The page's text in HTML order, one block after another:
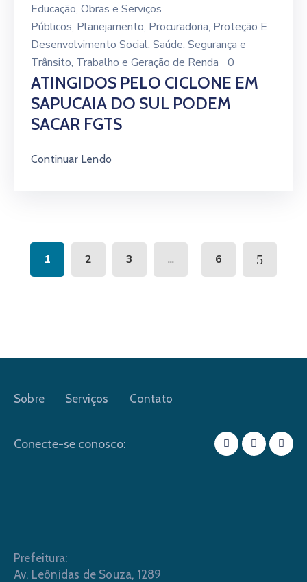
Educação‚ Obras e Serviços
Públicos‚ Planejamento‚ Procuradoria‚ Proteção E
Desenvolvimento Social‚ Saúde‚ Segurança e
Trânsito‚ Trabalho e Geração de Renda 0
ATINGIDOS PELO CICLONE EM
SAPUCAIA DO SUL PODEM
SACAR FGTS
Continuar Lendo
1 2 3 ... 6
Sobre Serviços Contato
Conecte-se conosco:
Prefeitura:
Av. Leônidas de Souza, 1289